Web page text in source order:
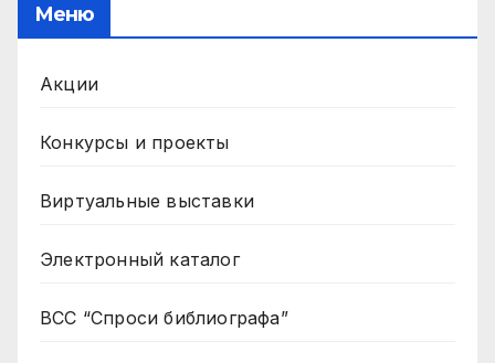
Меню
Акции
Конкурсы и проекты
Виртуальные выставки
Электронный каталог
ВСС “Спроси библиографа”